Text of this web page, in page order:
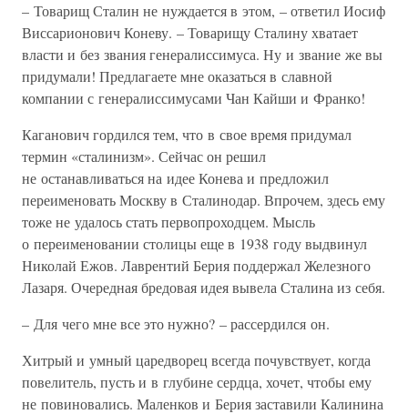
– Товарищ Сталин не нуждается в этом, – ответил Иосиф
Виссарионович Коневу. – Товарищу Сталину хватает
власти и без звания генералиссимуса. Ну и звание же вы
придумали! Предлагаете мне оказаться в славной
компании с генералиссимусами Чан Кайши и Франко!
Каганович гордился тем, что в свое время придумал
термин «сталинизм». Сейчас он решил
не останавливаться на идее Конева и предложил
переименовать Москву в Сталинодар. Впрочем, здесь ему
тоже не удалось стать первопроходцем. Мысль
о переименовании столицы еще в 1938 году выдвинул
Николай Ежов. Лаврентий Берия поддержал Железного
Лазаря. Очередная бредовая идея вывела Сталина из себя.
– Для чего мне все это нужно? – рассердился он.
Хитрый и умный царедворец всегда почувствует, когда
повелитель, пусть и в глубине сердца, хочет, чтобы ему
не повиновались. Маленков и Берия заставили Калинина